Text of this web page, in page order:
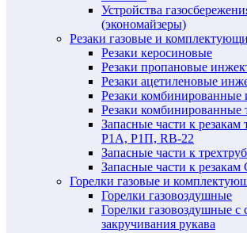
Устройства
(экономайзеры)
Резаки газовые и
Резаки керосиновые
Резаки пропановые
Резаки ацетиленовые
Резаки комбинированные
Резаки комбинированные
Запасные части к
Р1А, Р1П, RB-22
Запасные части к
Запасные части к резакам
Горелки газовые и
Горелки газовоздушные
Горелки газовоздушные с
закручивания рукава